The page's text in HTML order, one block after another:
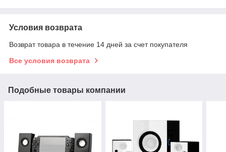
Условия возврата
Возврат товара в течение 14 дней за счет покупателя
Все условия возврата
Подобные товары компании